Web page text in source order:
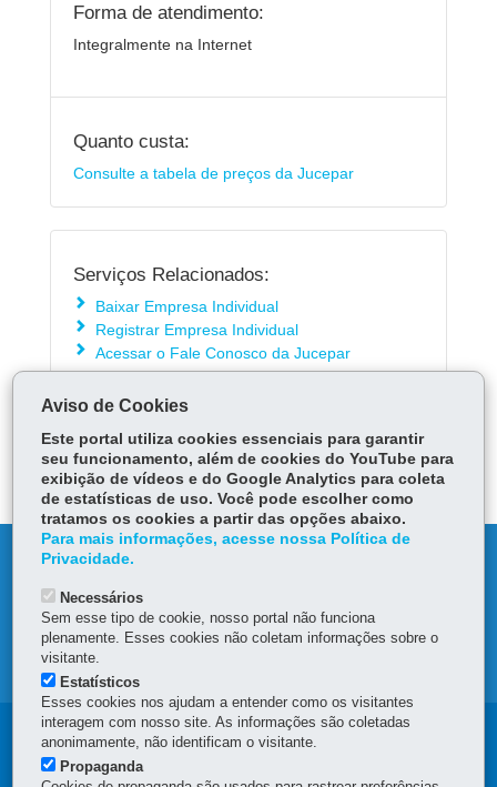
Forma de atendimento:
Integralmente na Internet
Quanto custa:
Consulte a tabela de preços da Jucepar
Serviços Relacionados:
Baixar Empresa Individual
Registrar Empresa Individual
Acessar o Fale Conosco da Jucepar
DEIXE SUA OPINIÃO
MAPA DO SITE
DENUNCIE CORRUPÇÃO
OUVIDORIA
Navegação
Aviso de Cookies
Este portal utiliza cookies essenciais para garantir
seu funcionamento, além de cookies do YouTube para
exibição de vídeos e do Google Analytics para coleta
de estatísticas de uso. Você pode escolher como
tratamos os cookies a partir das opções abaixo.
Para mais informações, acesse nossa Política de
Privacidade.
Necessários
Sem esse tipo de cookie, nosso portal não funciona
plenamente. Esses cookies não coletam informações sobre o
visitante.
Estatísticos
Esses cookies nos ajudam a entender como os visitantes
interagem com nosso site. As informações são coletadas
anonimamente, não identificam o visitante.
Propaganda